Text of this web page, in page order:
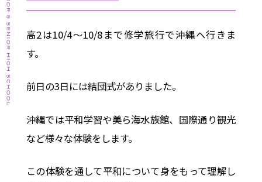
高2は10/4〜10/8まで修学旅行で沖縄へ行きま
す。
前日の3日には結団式がありました。
沖縄では平和学習や美ら海水族館、国際通り観光
など様々な体験をします。
この体験を通して平和について身をもって理解し